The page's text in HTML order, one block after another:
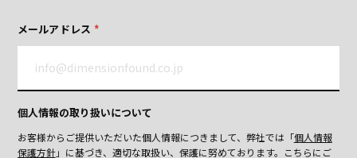
メールアドレス *
個人情報の取り扱いについて
お客様からご提供いただいた個人情報につきまして、弊社では「個人情報
保護方針」に基づき、適切な取扱い、保護に努めております。 こちらにご